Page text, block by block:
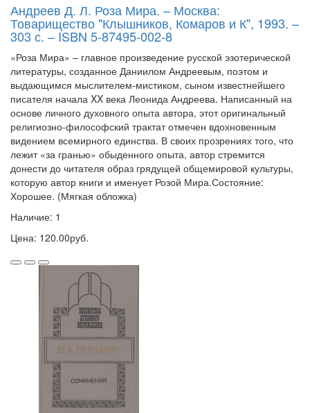
Андреев Д. Л. Роза Мира. – Москва:
Товарищество "Клышников, Комаров и К", 1993. –
303 с. – ISBN 5-87495-002-8
«Роза Мира» – главное произведение русской эзотерической
литературы, созданное Даниилом Андреевым, поэтом и
выдающимся мыслителем-мистиком, сыном известнейшего
писателя начала XX века Леонида Андреева. Написанный на
основе личного духовного опыта автора, этот оригинальный
религиозно-философский трактат отмечен вдохновенным
видением всемирного единства. В своих прозрениях того, что
лежит «за гранью» обыденного опыта, автор стремится
донести до читателя образ грядущей общемировой культуры,
которую автор книги и именует Розой Мира.Состояние:
Хорошее. (Мягкая обложка)
Наличие: 1
Цена: 120.00руб.